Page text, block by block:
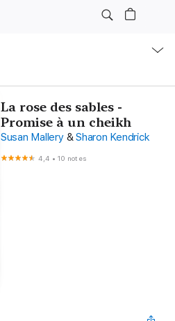
La rose des sables -
Promise à un cheikh
Susan Mallery & Sharon Kendrick
4,4 •10 notes